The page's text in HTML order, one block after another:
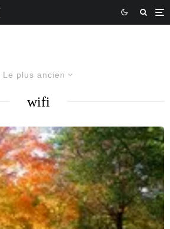
Le plus ancien
wifi